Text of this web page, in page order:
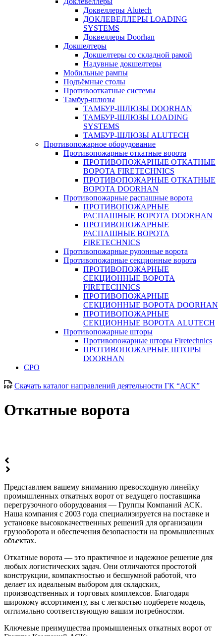
Доквеллеры Alutech
ДОКЛЕВЕЛЛЕРЫ LOADING
SYSTEMS
Доквеллеры Doorhan
Докшелтеры
Докшелтеры со складной рамой
Надувные докшелтеры
Мобильные рампы
Подъёмные столы
Противооткатные системы
Тамбур-шлюзы
ТАМБУР-ШЛЮЗЫ DOORHAN
ТАМБУР-ШЛЮЗЫ LOADING
SYSTEMS
ТАМБУР-ШЛЮЗЫ ALUTECH
Противопожарное оборудование
Противопожарные откатные ворота
ПРОТИВОПОЖАРНЫЕ ОТКАТНЫЕ
ВОРОТА FIRETECHNICS
ПРОТИВОПОЖАРНЫЕ ОТКАТНЫЕ
ВОРОТА DOORHAN
Противопожарные распашные ворота
ПРОТИВОПОЖАРНЫЕ
РАСПАШНЫЕ ВОРОТА DOORHAN
ПРОТИВОПОЖАРНЫЕ
РАСПАШНЫЕ ВОРОТА
FIRETECHNICS
Противопожарные рулонные ворота
Противопожарные секционные ворота
ПРОТИВОПОЖАРНЫЕ
СЕКЦИОННЫЕ ВОРОТА
FIRETECHNICS
ПРОТИВОПОЖАРНЫЕ
СЕКЦИОННЫЕ ВОРОТА DOORHAN
ПРОТИВОПОЖАРНЫЕ
СЕКЦИОННЫЕ ВОРОТА ALUTECH
Противопожарные шторы
Противопожарные шторы Firetechnics
ПРОТИВОПОЖАРНЫЕ ШТОРЫ
DOORHAN
СРО
Скачать каталог направлений деятельности ГК “АСК”
Откатные ворота
Представляем вашему вниманию превосходную линейку
промышленных откатных ворот от ведущего поставщика
перегрузочного оборудования — Группы Компаний АСК.
Наша компания с 2003 года специализируется на поставке и
установке высококачественных решений для организации
грузооборота и обеспечения безопасности на промышленных
объектах.
Откатные ворота — это практичное и надежное решение для
любых логистических задач. Они отличаются простотой
конструкции, компактностью и бесшумной работой, что
делает их идеальным выбором для складских,
производственных и торговых комплексов. Благодаря
широкому ассортименту, вы с легкостью подберете модель,
оптимально соответствующую вашим потребностям.
Ключевые преимущества промышленных откатных ворот от